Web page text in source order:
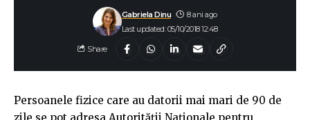
Last updated: 05/10/2018 12:48
Gabriela Dinu 8 ani ago
Share
Persoanele fizice care au datorii mai mari de 90 de